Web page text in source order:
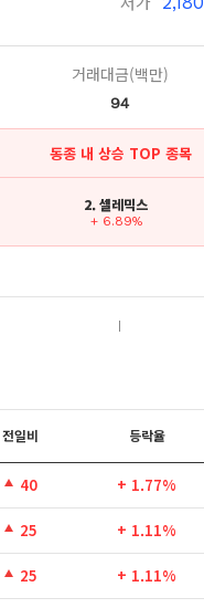
거래대금(백만)
94
동종 내 상승 TOP 종목
2. 셀레믹스
+ 6.89%
전일비 등락율
40 + 1.77%
25 + 1.11%
25 + 1.11%